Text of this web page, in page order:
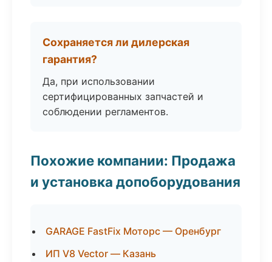
Сохраняется ли дилерская
гарантия?
Да, при использовании
сертифицированных запчастей и
соблюдении регламентов.
Похожие компании: Продажа
и установка допоборудования
GARAGE FastFix Моторс — Оренбург
ИП V8 Vector — Казань